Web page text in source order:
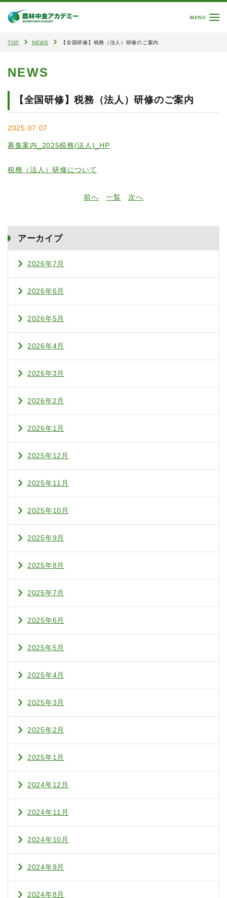
MENU
TOP NEWS 【全国研修】税務（法人）研修のご案内
NEWS
【全国研修】税務（法人）研修のご案内
2025.07.07
募集案内_2025税務(法人)_HP
税務（法人）研修について
前へ 一覧 次へ
アーカイブ
2026年7月
2026年6月
2026年5月
2026年4月
2026年3月
2026年2月
2026年1月
2025年12月
2025年11月
2025年10月
2025年9月
2025年8月
2025年7月
2025年6月
2025年5月
2025年4月
2025年3月
2025年2月
2025年1月
2024年12月
2024年11月
2024年10月
2024年9月
2024年8月